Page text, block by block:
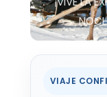
VIAJE